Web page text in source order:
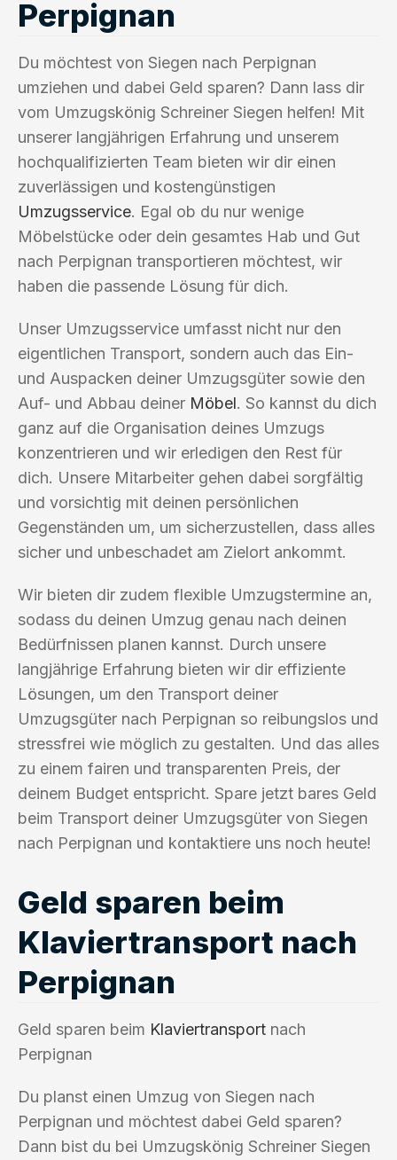
Perpignan
Du möchtest von Siegen nach Perpignan
umziehen und dabei Geld sparen? Dann lass dir
vom Umzugskönig Schreiner Siegen helfen! Mit
unserer langjährigen Erfahrung und unserem
hochqualifizierten Team bieten wir dir einen
zuverlässigen und kostengünstigen
Umzugsservice. Egal ob du nur wenige
Möbelstücke oder dein gesamtes Hab und Gut
nach Perpignan transportieren möchtest, wir
haben die passende Lösung für dich.
Unser Umzugsservice umfasst nicht nur den
eigentlichen Transport, sondern auch das Ein-
und Auspacken deiner Umzugsgüter sowie den
Auf- und Abbau deiner Möbel. So kannst du dich
ganz auf die Organisation deines Umzugs
konzentrieren und wir erledigen den Rest für
dich. Unsere Mitarbeiter gehen dabei sorgfältig
und vorsichtig mit deinen persönlichen
Gegenständen um, um sicherzustellen, dass alles
sicher und unbeschadet am Zielort ankommt.
Wir bieten dir zudem flexible Umzugstermine an,
sodass du deinen Umzug genau nach deinen
Bedürfnissen planen kannst. Durch unsere
langjährige Erfahrung bieten wir dir effiziente
Lösungen, um den Transport deiner
Umzugsgüter nach Perpignan so reibungslos und
stressfrei wie möglich zu gestalten. Und das alles
zu einem fairen und transparenten Preis, der
deinem Budget entspricht. Spare jetzt bares Geld
beim Transport deiner Umzugsgüter von Siegen
nach Perpignan und kontaktiere uns noch heute!
Geld sparen beim
Klaviertransport nach
Perpignan
Geld sparen beim Klaviertransport nach
Perpignan
Du planst einen Umzug von Siegen nach
Perpignan und möchtest dabei Geld sparen?
Dann bist du bei Umzugskönig Schreiner Siegen